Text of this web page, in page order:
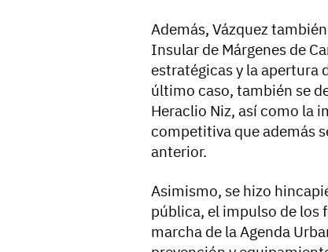
Además, Vázquez
Insular de Márgenes de
estratégicas y la apertura
último caso, también se
Heraclio Niz, así como la
competitiva que además
anterior.
Asimismo, se hizo
pública, el impulso de los
marcha de la Agenda